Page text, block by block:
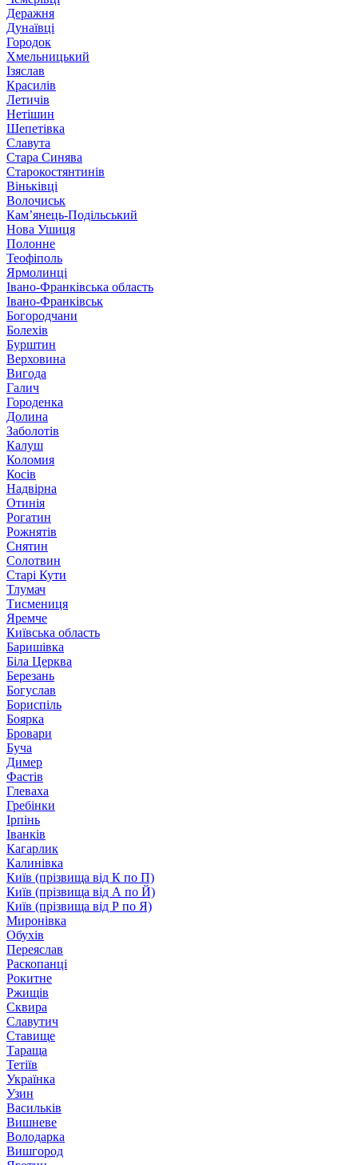
Деражня
Дунаївці
Городок
Хмельницький
Ізяслав
Красилів
Летичів
Нетішин
Шепетівка
Славута
Стара Синява
Старокостянтинів
Віньківці
Волочиськ
Кам’янець-Подільський
Нова Ушиця
Полонне
Теофіполь
Ярмолинці
Івано-Франківська область
Івано-Франківськ
Богородчани
Болехів
Бурштин
Верховина
Вигода
Галич
Городенка
Долина
Заболотів
Калуш
Коломия
Косів
Надвірна
Отинія
Рогатин
Рожнятів
Снятин
Солотвин
Старі Кути
Тлумач
Тисмениця
Яремче
Київська область
Баришівка
Біла Церква
Березань
Богуслав
Бориспіль
Боярка
Бровари
Буча
Димер
Фастів
Глеваха
Гребінки
Ірпінь
Іванків
Кагарлик
Калинівка
Київ (прізвища від К по П)
Київ (прізвища від А по Й)
Київ (прізвища від Р по Я)
Миронівка
Обухів
Переяслав
Раскопанці
Рокитне
Ржищів
Сквира
Славутич
Ставище
Тараща
Тетіїв
Українка
Узин
Васильків
Вишневе
Володарка
Вишгород